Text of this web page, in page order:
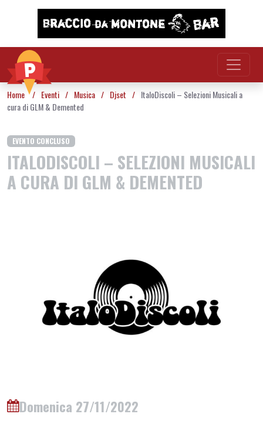
Vai al contenuto
Home / Eventi / Musica / Djset / ItaloDiscoli – Selezioni Musicali a
cura di GLM & Demented
EVENTO CONCLUSO
ITALODISCOLI – SELEZIONI MUSICALI
A CURA DI GLM & DEMENTED
Domenica 27/11/2022